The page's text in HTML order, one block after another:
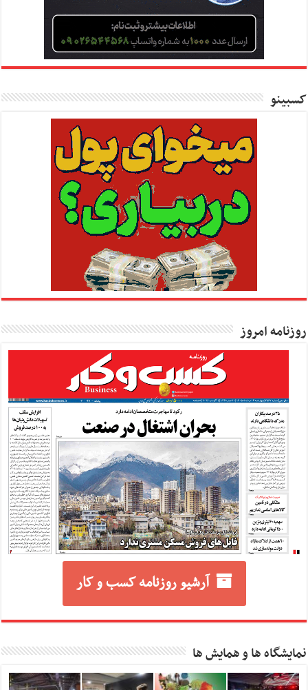
کسبینو
روزنامه امروز
آرشیو روزنامه کسب و کار
نمایشگاه ها و همایش ها